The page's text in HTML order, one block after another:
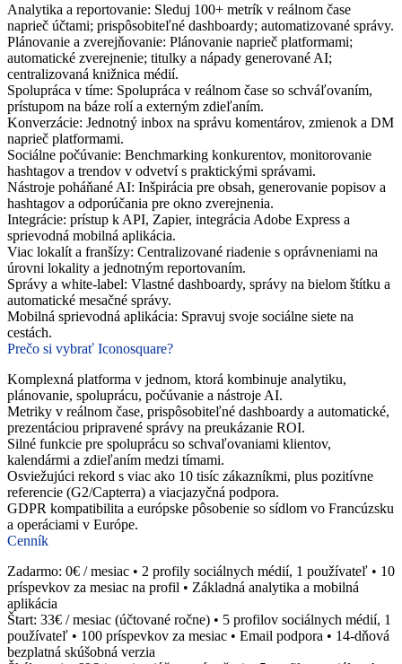
Analytika a reportovanie: Sleduj 100+ metrík v reálnom čase
naprieč účtami; prispôsobiteľné dashboardy; automatizované správy.
Plánovanie a zverejňovanie: Plánovanie naprieč platformami;
automatické zverejnenie; titulky a nápady generované AI;
centralizovaná knižnica médií.
Spolupráca v tíme: Spolupráca v reálnom čase so schváľovaním,
prístupom na báze rolí a externým zdieľaním.
Konverzácie: Jednotný inbox na správu komentárov, zmienok a DM
naprieč platformami.
Sociálne počúvanie: Benchmarking konkurentov, monitorovanie
hashtagov a trendov v odvetví s praktickými správami.
Nástroje poháňané AI: Inšpirácia pre obsah, generovanie popisov a
hashtagov a odporúčania pre okno zverejnenia.
Integrácie: prístup k API, Zapier, integrácia Adobe Express a
sprievodná mobilná aplikácia.
Viac lokalít a franšízy: Centralizované riadenie s oprávneniami na
úrovni lokality a jednotným reportovaním.
Správy a white-label: Vlastné dashboardy, správy na bielom štítku a
automatické mesačné správy.
Mobilná sprievodná aplikácia: Spravuj svoje sociálne siete na
cestách.
Prečo si vybrať Iconosquare?
Komplexná platforma v jednom, ktorá kombinuje analytiku,
plánovanie, spoluprácu, počúvanie a nástroje AI.
Metriky v reálnom čase, prispôsobiteľné dashboardy a automatické,
prezentáciou pripravené správy na preukázanie ROI.
Silné funkcie pre spoluprácu so schvaľovaniami klientov,
kalendármi a zdieľaním medzi tímami.
Osviežujúci rekord s viac ako 10 tisíc zákazníkmi, plus pozitívne
referencie (G2/Capterra) a viacjazyčná podpora.
GDPR kompatibilita a európske pôsobenie so sídlom vo Francúzsku
a operáciami v Európe.
Cenník
Zadarmo: 0€ / mesiac • 2 profily sociálnych médií, 1 používateľ • 10
príspevkov za mesiac na profil • Základná analytika a mobilná
aplikácia
Štart: 33€ / mesiac (účtované ročne) • 5 profilov sociálnych médií, 1
používateľ • 100 príspevkov za mesiac • Email podpora • 14-dňová
bezplatná skúšobná verzia